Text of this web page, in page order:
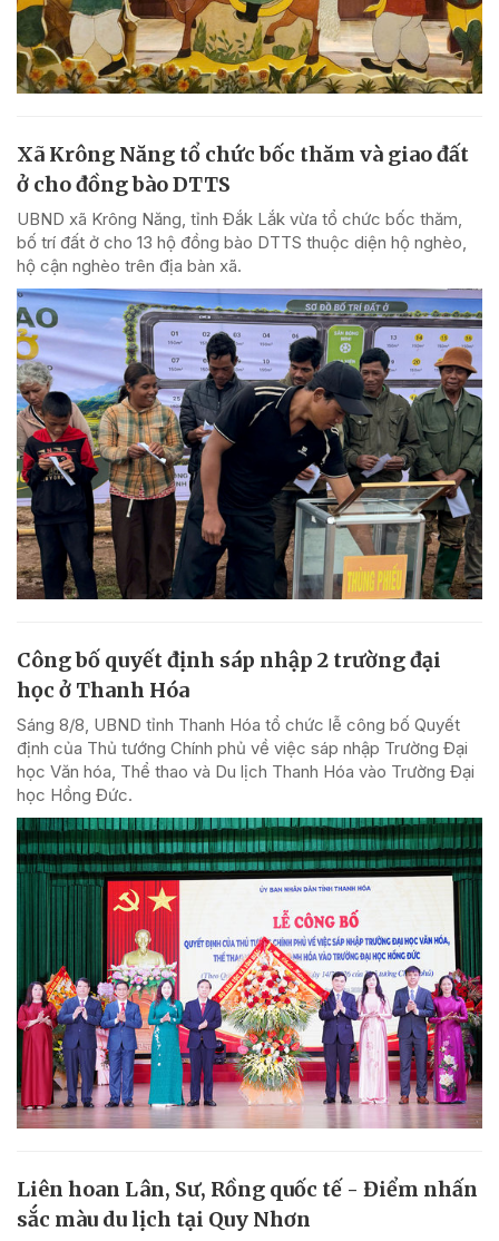
Xã Krông Năng tổ chức bốc thăm và giao đất
ở cho đồng bào DTTS
UBND xã Krông Năng, tỉnh Đắk Lắk vừa tổ chức bốc thăm,
bố trí đất ở cho 13 hộ đồng bào DTTS thuộc diện hộ nghèo,
hộ cận nghèo trên địa bàn xã.
Công bố quyết định sáp nhập 2 trường đại
học ở Thanh Hóa
Sáng 8/8, UBND tỉnh Thanh Hóa tổ chức lễ công bố Quyết
định của Thủ tướng Chính phủ về việc sáp nhập Trường Đại
học Văn hóa, Thể thao và Du lịch Thanh Hóa vào Trường Đại
học Hồng Đức.
Liên hoan Lân, Sư, Rồng quốc tế - Điểm nhấn
sắc màu du lịch tại Quy Nhơn